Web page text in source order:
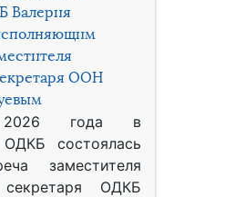
Валерия
ООН
года в
ОДКБ состоялась
заместителя
секретаря ОДКБ